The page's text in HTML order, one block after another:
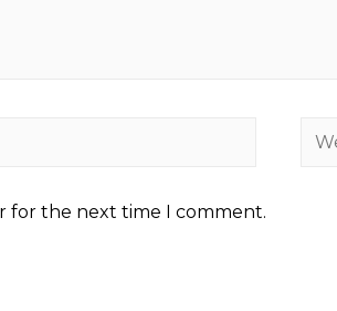
for the next time I comment.